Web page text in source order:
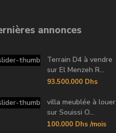
annonces
Terrain D4 à vendre
sur El Menzeh R...
93.500.000 Dhs
villa meublée à louer
sur Souissi O...
100.000 Dhs /mois